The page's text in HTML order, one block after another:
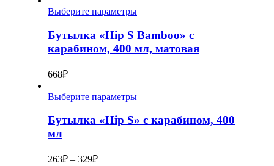
Выберите параметры
Бутылка «Hip S Bamboo» с
карабином, 400 мл, матовая
668₽
Выберите параметры
Бутылка «Hip S» с карабином, 400
мл
263₽ – 329₽